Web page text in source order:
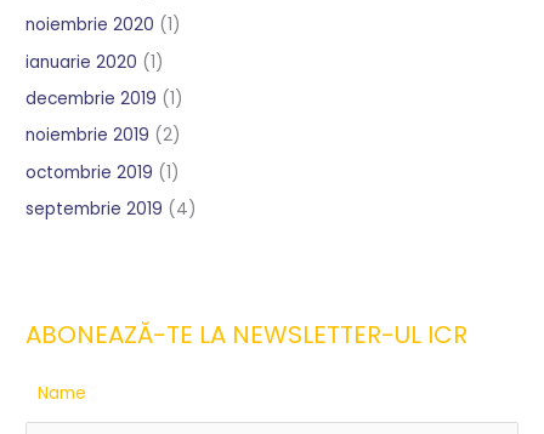
noiembrie 2020 (1)
ianuarie 2020 (1)
decembrie 2019 (1)
noiembrie 2019 (2)
octombrie 2019 (1)
septembrie 2019 (4)
ABONEAZĂ-TE LA NEWSLETTER-UL ICR
Name